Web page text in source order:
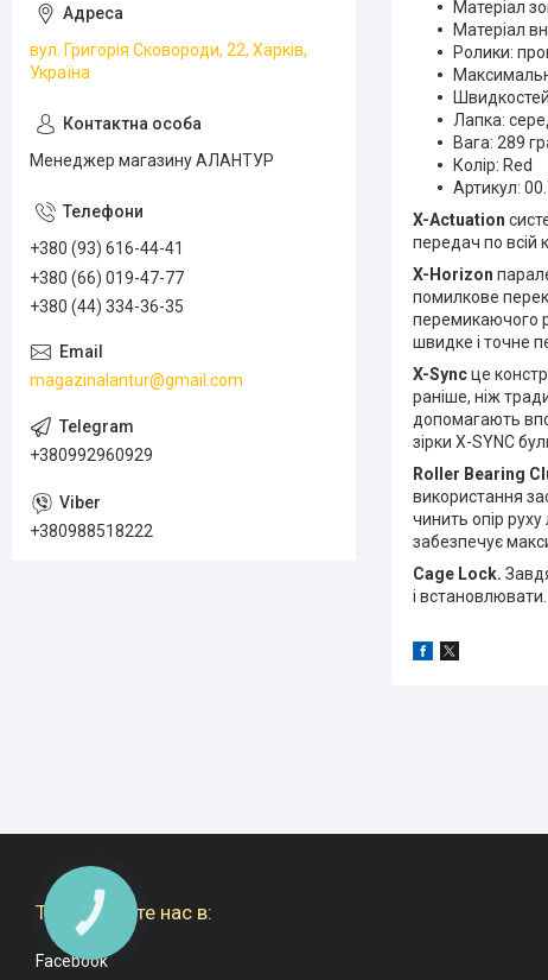
Матеріал
Матеріал
Ролики:
Лапка:
Вага: 289
Колір: Red
Артикул:
X-Actuation
передач по всій
X-Horizon
помилкове
перемикаючого
швидке і точне
X-Syncце
раніше, ніж
допомагають
зірки X-SYNC
Roller Bearing
використання
чинить опір
забезпечує
Cage Lock.
і
вул. Григорія Сковороди, 22, Харків,
Україна
Менеджер магазину АЛАНТУР
+380 (93) 616-44-41
+380 (66) 019-47-77
+380 (44) 334-36-35
magazinalantur@gmail.com
+380992960929
+380988518222
Также ищите нас в:
Facebook
КНОПКА
ЗВ'ЯЗКУ